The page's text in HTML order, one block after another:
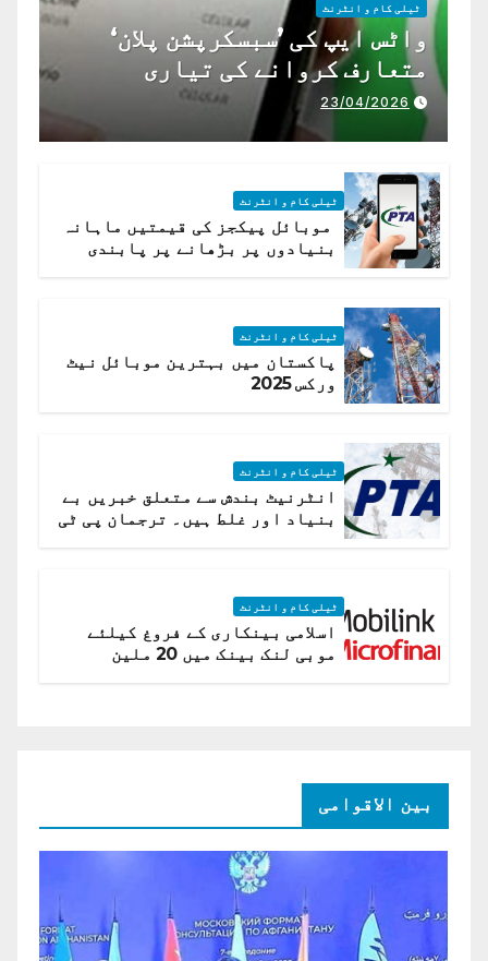
ٹیلی کام و انٹرنٹ
واٹس ایپ کی ’سبسکرپشن پلان‘
متعارف کروانے کی تیاری
23/04/2026
ٹیلی کام و انٹرنٹ
موبائل پیکجز کی قیمتیں ماہانہ
بنیادوں پر بڑھانے پر پابندی
ٹیلی کام و انٹرنٹ
پاکستان میں بہترین موبائل نیٹ
ورکس 2025
ٹیلی کام و انٹرنٹ
انٹرنیٹ بندش سے متعلق خبریں بے
بنیاد اور غلط ہیں۔ ترجمان پی ٹی
ٹیلی کام و انٹرنٹ
اسلامی بینکاری کے فروغ کیلئے
موبی لنک بینک میں 20 ملین
بین الاقوامی